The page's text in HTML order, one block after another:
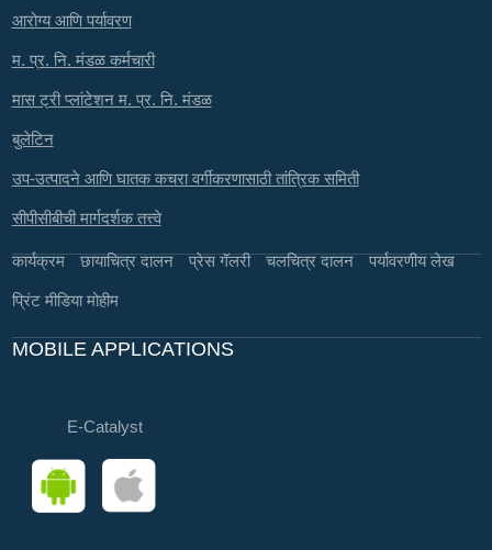
आरोग्य आणि पर्यावरण
म. प्र. नि. मंडळ कर्मचारी
मास ट्री प्लांटेशन म. प्र. नि. मंडळ
बुलेटिन
उप-उत्पादने आणि घातक कचरा वर्गीकरणासाठी तांत्रिक समिती
सीपीसीबीची मार्गदर्शक तत्त्वे
कार्यक्रम छायाचित्र दालन प्रेस गॅलरी चलचित्र दालन पर्यावरणीय लेख
प्रिंट मीडिया मोहीम
MOBILE APPLICATIONS
E-Catalyst